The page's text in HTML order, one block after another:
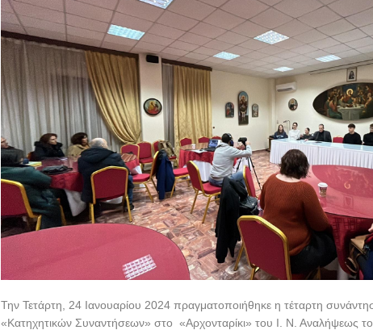
Την Τετάρτη, 24 Ιανουαρίου 2024 πραγματοποιήθηκε η τέταρτη
«Κατηχητικών Συναντήσεων» στο «Αρχονταρίκι» του Ι. Ν. Αναλήψεως